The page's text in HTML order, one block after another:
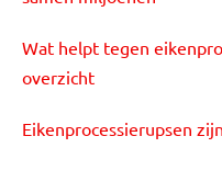
Wat helpt tegen
overzicht
Eikenprocessierupsen